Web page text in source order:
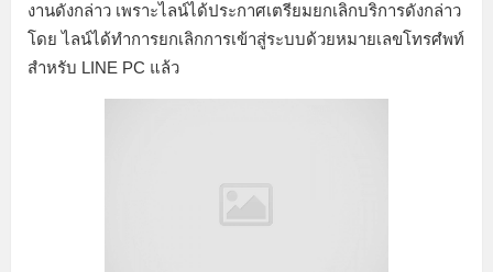
งานดังกล่าว เพราะไลน์ได้ประกาศเตรียมยกเลิกบริการดังกล่าว
โดย ไลน์ได้ทำการยกเลิกการเข้าสู่ระบบด้วยหมายเลขโทรศํพท์
สำหรับ LINE PC แล้ว